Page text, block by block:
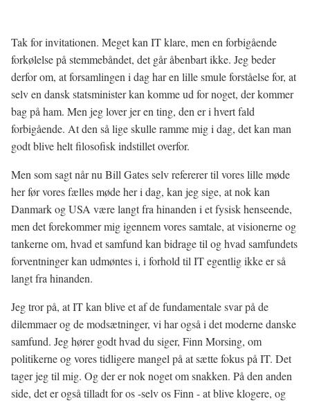
Tak for invitationen. Meget kan IT klare, men en forbigående
forkølelse på stemmebåndet, det går åbenbart ikke. Jeg beder
derfor om, at forsamlingen i dag har en lille smule forståelse for, at
selv en dansk statsminister kan komme ud for noget, der kommer
bag på ham. Men jeg lover jer en ting, den er i hvert fald
forbigående. At den så lige skulle ramme mig i dag, det kan man
godt blive helt filosofisk indstillet overfor.
Men som sagt når nu Bill Gates selv refererer til vores lille møde
her før vores fælles møde her i dag, kan jeg sige, at nok kan
Danmark og USA være langt fra hinanden i et fysisk henseende,
men det forekommer mig igennem vores samtale, at visionerne og
tankerne om, hvad et samfund kan bidrage til og hvad samfundets
forventninger kan udmøntes i, i forhold til IT egentlig ikke er så
langt fra hinanden.
Jeg tror på, at IT kan blive et af de fundamentale svar på de
dilemmaer og de modsætninger, vi har også i det moderne danske
samfund. Jeg hører godt hvad du siger, Finn Morsing, om
politikerne og vores tidligere mangel på at sætte fokus på IT. Det
tager jeg til mig. Og der er nok noget om snakken. På den anden
side, det er også tilladt for os -selv os Finn - at blive klogere, og